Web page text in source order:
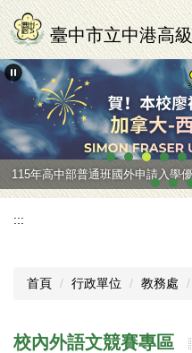
跳
到
主
要
區
臺中市立中港高
115年高中部普通班國外申請入學
:::
首頁 行政單位 教務處
校內外語文競賽專區